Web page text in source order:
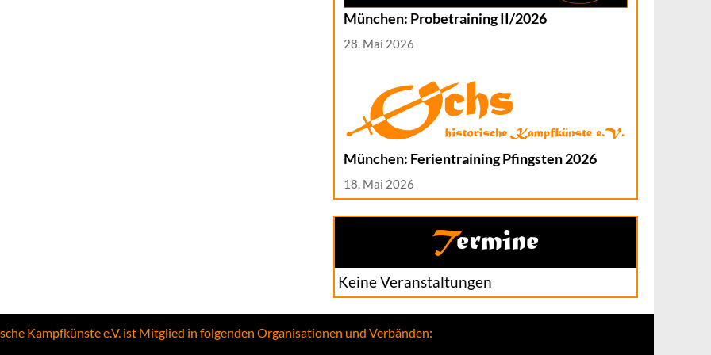
München: Probetraining II/2026
28. Mai 2026
München: Ferientraining Pfingsten 2026
18. Mai 2026
Termine
Keine Veranstaltungen
Kampfkünste e.V. ist Mitglied in folgenden Organisationen und Verbänden: